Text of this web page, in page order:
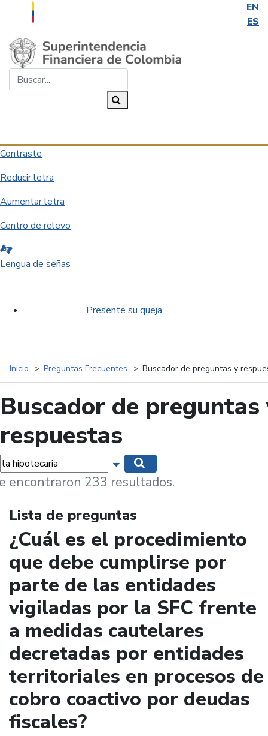
EN
ES
Saltar al contenido principal
Contraste
Reducir letra
Aumentar letra
Centro de relevo
Lengua de señas
Presente su queja
Inicio Preguntas Frecuentes Buscador de preguntas y
Buscador de preguntas
respuestas
Mostrar opciones de búsqueda
encontraron 233 resultados.
Lista de preguntas
¿Cuál es el procedimiento
que debe cumplirse por
parte de las entidades
vigiladas por la SFC frente
a medidas cautelares
decretadas por entidades
territoriales en procesos de
cobro coactivo por deudas
fiscales?